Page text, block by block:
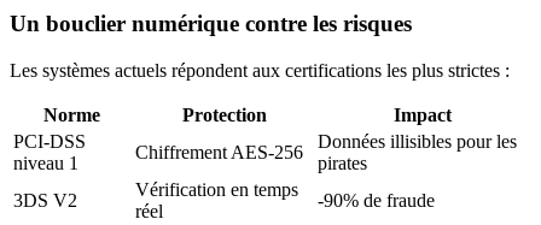
Un bouclier numérique contre les risques
Les systèmes actuels répondent aux certifications les plus strictes :
Norme Protection
Impact
PCI-DSS
niveau 1
Chiffrement AES-256
Données illisibles pour les
pirates
3DS V2
Vérification en temps
réel
-90% de fraude